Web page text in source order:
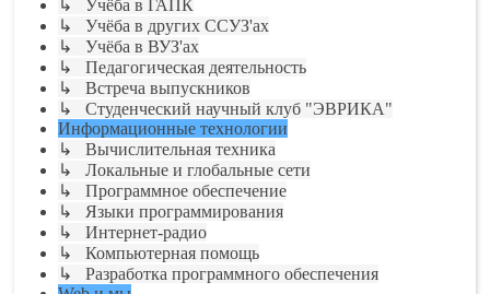
↳ Учёба в ГАПК
↳ Учёба в других ССУЗ'ах
↳ Учёба в ВУЗ'ах
↳ Педагогическая деятельность
↳ Встреча выпускников
↳ Студенческий научный клуб "ЭВРИКА"
Информационные технологии
↳ Вычислительная техника
↳ Локальные и глобальные сети
↳ Программное обеспечение
↳ Языки программирования
↳ Интернет-радио
↳ Компьютерная помощь
↳ Разработка программного обеспечения